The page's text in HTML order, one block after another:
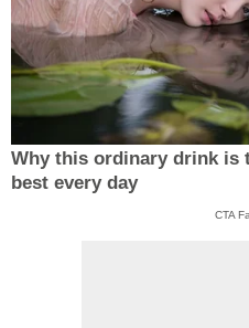
Why this ordinary drink is
best every day
CTA